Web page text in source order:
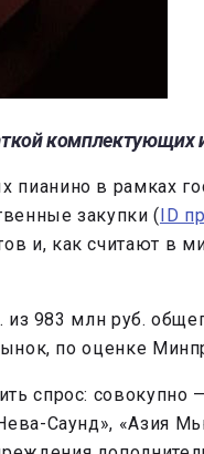
комплектующих
в рамках
закупки (ID
и, как считают в
983 млн руб.
по оценке
спрос: совокупно
Саунд», «Азия